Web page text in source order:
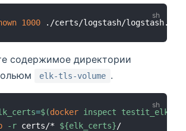
1000 ./certs/logstash/logstash.*
содержимое директории
elk-tls-volume .
=$(docker inspect testit_elk-
-r certs/* ${elk_certs}/